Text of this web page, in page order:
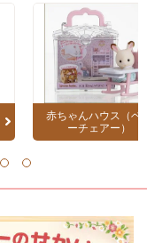
赤ちゃんハウス（ベ
ーチェアー）